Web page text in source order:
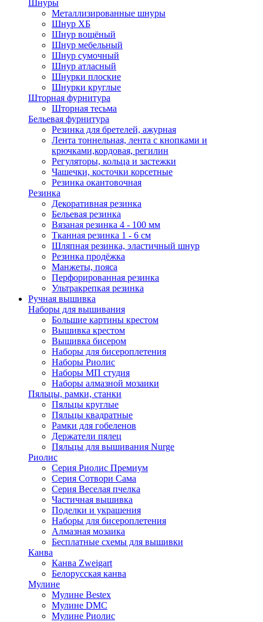
Шнуры
Металлизированные шнуры
Шнур ХБ
Шнур вощёный
Шнур мебельный
Шнур сумочный
Шнур атласный
Шнурки плоские
Шнурки круглые
Шторная фурнитура
Шторная тесьма
Бельевая фурнитура
Резинка для бретелей, ажурная
Лента тоннельная, лента с кнопками и
крючками,кордовая, регилин
Регуляторы, кольца и застежки
Чашечки, косточки корсетные
Резинка окантовочная
Резинка
Декоративная резинка
Бельевая резинка
Вязаная резинка 4 - 100 мм
Тканная резинка 1 - 6 см
Шляпная резинка, эластичный шнур
Резинка продёжка
Манжеты, пояса
Перфорированная резинка
Ультракрепкая резинка
Ручная вышивка
Наборы для вышивания
Большие картины крестом
Вышивка крестом
Вышивка бисером
Наборы для бисероплетения
Наборы Риолис
Наборы МП студия
Наборы алмазной мозаики
Пяльцы, рамки, станки
Пяльцы круглые
Пяльцы квадратные
Рамки для гобеленов
Держатели пялец
Пяльцы для вышивания Nurge
Риолис
Серия Риолис Премиум
Серия Сотвори Сама
Серия Веселая пчелка
Частичная вышивка
Поделки и украшения
Наборы для бисероплетения
Алмазная мозаика
Бесплатные схемы для вышивки
Канва
Канва Zweigart
Белорусская канва
Мулине
Мулине Bestex
Мулине DMC
Мулине Риолис